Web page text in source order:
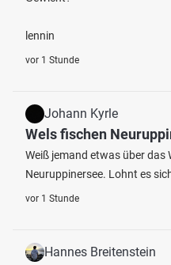
lennin
vor 1 Stunde
Johann Kyrle
Wels fischen
Weiß jemand etwas über das
Neuruppinersee. Lohnt es
vor 1 Stunde
Hannes Breitenstein